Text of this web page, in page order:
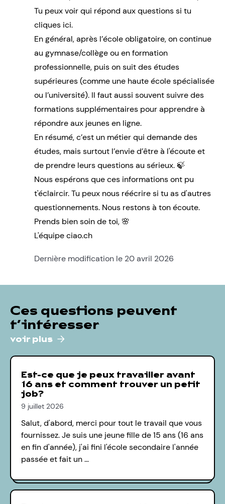
Tu peux voir qui répond aux questions si tu
cliques ici.
En général, après l’école obligatoire, on continue
au gymnase/collège ou en formation
professionnelle, puis on suit des études
supérieures (comme une haute école spécialisée
ou l’université). Il faut aussi souvent suivre des
formations supplémentaires pour apprendre à
répondre aux jeunes en ligne.
En résumé, c’est un métier qui demande des
études, mais surtout l’envie d’être à l'écoute et
de prendre leurs questions au sérieux. 🍃
Nous espérons que ces informations ont pu
t'éclaircir. Tu peux nous réécrire si tu as d'autres
questionnements. Nous restons à ton écoute.
Prends bien soin de toi, 🌸
L'équipe ciao.ch
Dernière modification le 20 avril 2026
Ces questions peuvent
t’intéresser
voir plus
Est-ce que je peux travailler avant
16 ans et comment trouver un petit
job?
9 juillet 2026
Salut, d'abord, merci pour tout le travail que vous
fournissez. Je suis une jeune fille de 15 ans (16 ans
en fin d'année), j'ai fini l'école secondaire l'année
passée et fait un …